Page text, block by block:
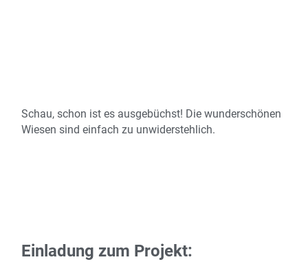
Schau, schon ist es ausgebüchst! Die wunderschönen
Wiesen sind einfach zu unwiderstehlich.
Einladung zum Projekt: